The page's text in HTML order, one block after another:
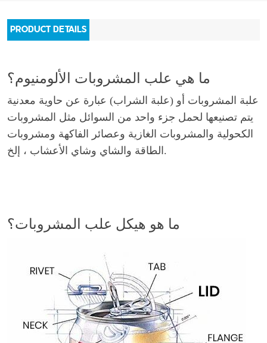
PRODUCT DETAILS
ما هي علب المشروبات الألومنيوم؟
علبة المشروبات أو (علبة الشراب) عبارة عن حاوية معدنية
يتم تصنيعها لحمل جزء واحد من السوائل مثل المشروبات
الكحولية والمشروبات الغازية وعصائر الفاكهة ومشروبات
الطاقة والشاي وشاي الأعشاب ، إلخ.
ما هو هيكل علب المشروبات؟